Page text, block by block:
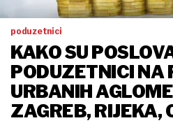
poduzetnici
KAKO SU
PODUZETNICI NA
URBANIH
ZAGREB, RIJEKA,